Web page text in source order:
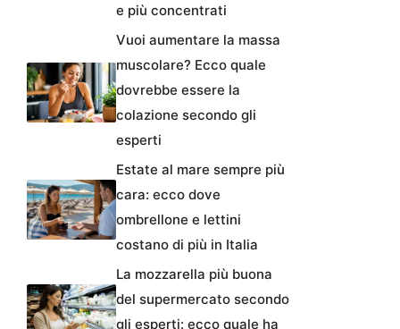
e più concentrati
Vuoi aumentare la massa
muscolare? Ecco quale
dovrebbe essere la
colazione secondo gli
esperti
Estate al mare sempre più
cara: ecco dove
ombrellone e lettini
costano di più in Italia
La mozzarella più buona
del supermercato secondo
gli esperti: ecco quale ha